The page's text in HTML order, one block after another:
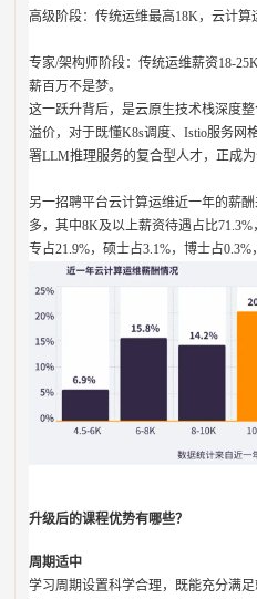
高级阶段：传统运维最高18K，云计算
专家/架构师阶段：传统运维薪资18-
薪百万不是梦。
这一跃升背后，是云原生技术栈深度
溢价，对于既懂K8s调度、Istio服务网
署LLM推理服务的复合型人才，正成
另一招聘平台云计算运维近一年的薪
多，其中8K及以上薪资待遇占比
专占21.9%，硕士占3.1%，博士占
升级后的课程优势有哪些？
周期适中
学习周期设置科学合理，既能充分满